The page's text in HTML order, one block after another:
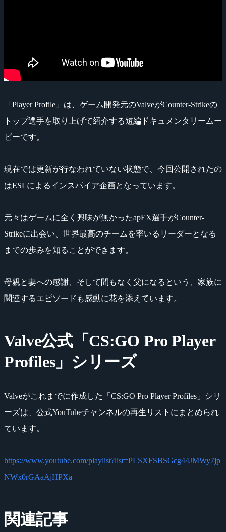
「Player Profile」は、ゲーム開発元のValveがCounter-Strikeの
トップ選手を取り上げて紹介する短編ドキュメンタリームー
ビーです。
現在では更新が行なわれていない状態で、今回公開されたの
はESLによるインスパイア企画となっています。
元々はゲームに全く興味が無かったapEX選手がCounter-
Strikeに出会い、世界最高のチームを率いるリーダーとなる
までの歩みを知ることができます。
母親と妻への感謝、そして間もなく父になるという、家族に
関連するエピソードも感動に花を添えています。
Valve公式「CS:GO Pro Player
Profiles」シリーズ
Valveがこれまでに作成した「CS:GO Pro Player Profiles」シリ
ーズは、公式YouTubeチャンネルの再生リストにまとめられ
ています。
https://www.youtube.com/playlist?list=PLSXFSBSGcg44JMWy7jp
NWx0rGAaAjHPXa
関連記事